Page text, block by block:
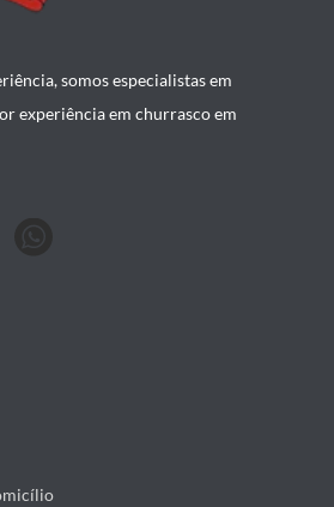
somos especialistas em
experiência em churrasco em